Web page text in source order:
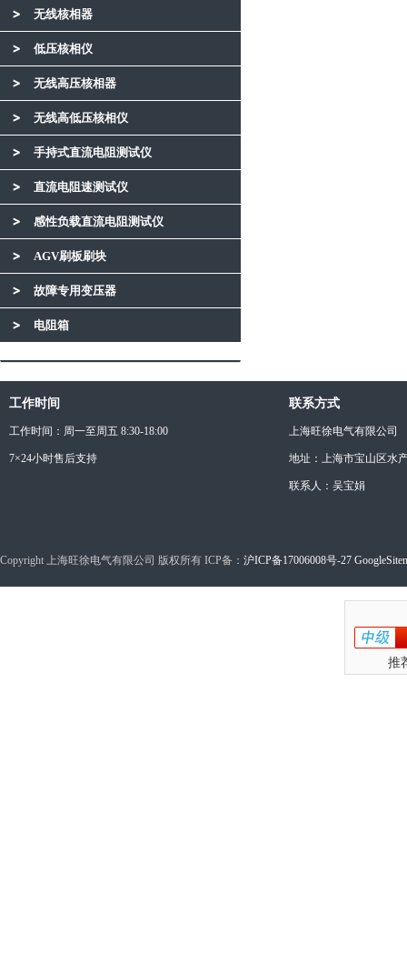
无线核相器
低压核相仪
无线高压核相器
无线高低压核相仪
手持式直流电阻测试仪
直流电阻速测试仪
感性负载直流电阻测试仪
AGV刷板刷块
故障专用变压器
电阻箱
工作时间
工作时间：周一至周五 8:30-18:00
7×24小时售后支持
联系方式
上海旺徐电气有限公司
地址：上海市宝山区水
联系人：吴宝娟
Copyright 上海旺徐电气有限公司 版权所有 ICP备： 沪ICP备17006008号-27
推